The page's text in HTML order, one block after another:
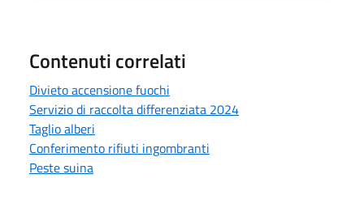
Contenuti correlati
Divieto accensione fuochi
Servizio di raccolta differenziata 2024
Taglio alberi
Conferimento rifiuti ingombranti
Peste suina